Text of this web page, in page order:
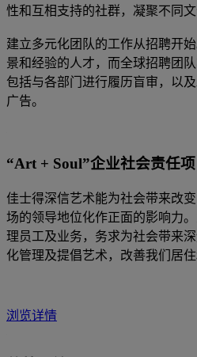
性和互相支持的社群，凝聚不同文
建立多元化团队的工作从招聘开
景和经验的人才，而全球招聘团
包括与各部门进行履历盲审，以
广告。
“Art + Soul”企业社会责任项
佳士得深信艺术能为社会带来改
场的领导地位化作正面的影响力
理员工及业务，务求为社会带来
化管理及提倡艺术，改善我们居住
浏览详情